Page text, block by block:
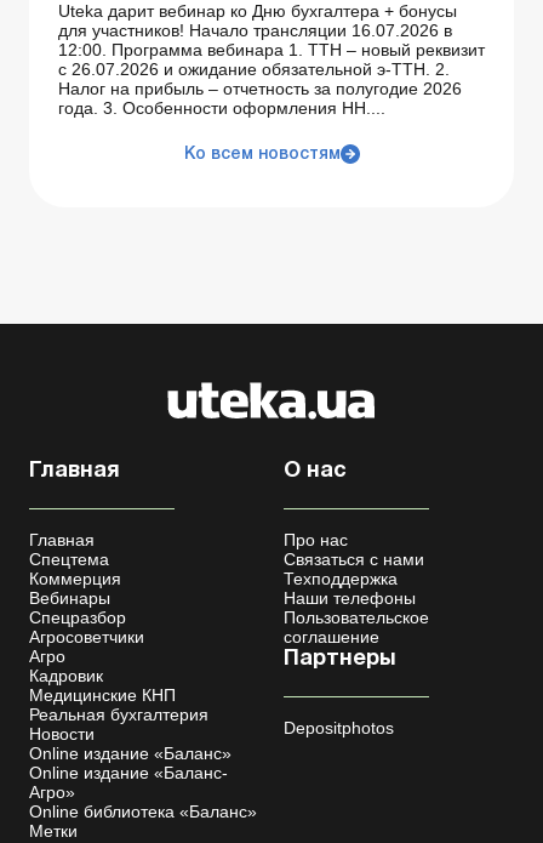
Uteka дарит вебинар ко Дню бухгалтера + бонусы
для участников! Начало трансляции 16.07.2026 в
12:00. Программа вебинара 1. ТТН – новый реквизит
с 26.07.2026 и ожидание обязательной э-ТТН. 2.
Налог на прибыль – отчетность за полугодие 2026
года. 3. Особенности оформления НН....
Ко всем новостям
Главная
Главная
Спецтема
Коммерция
Вебинары
Спецразбор
Агросоветчики
Агро
Кадровик
Медицинские КНП
Реальная бухгалтерия
Новости
Online издание «Баланс»
Online издание «Баланс-
Агро»
Online библиотека «Баланс»
Метки
О нас
Про нас
Связаться с нами
Техподдержка
Наши телефоны
Пользовательское
соглашение
Партнеры
Depositphotos